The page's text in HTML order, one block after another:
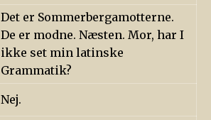
Det er Sommerbergamotterne.
De er modne. Næsten. Mor, har I
ikke set min latinske
Grammatik?
Nej.